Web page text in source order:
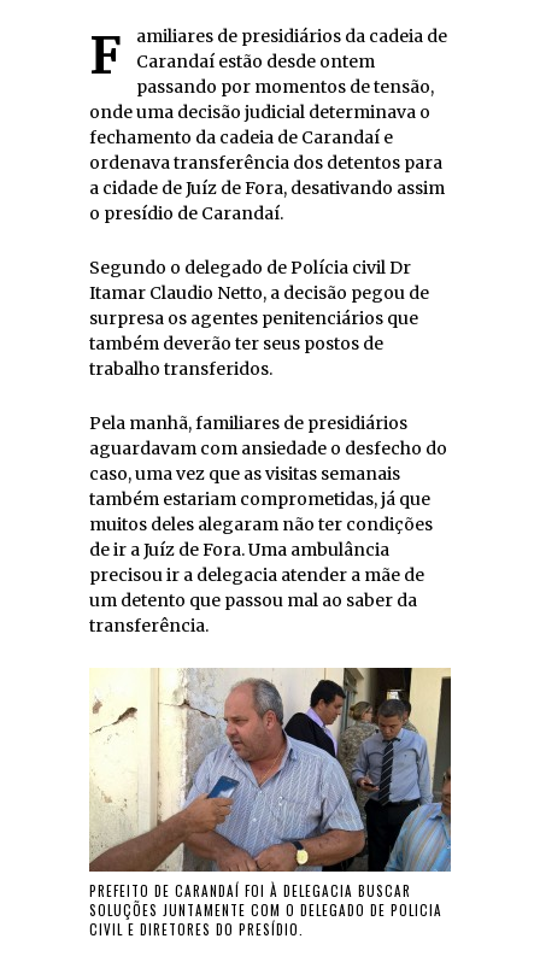
Familiares de presidiários da cadeia de
Carandaí estão desde ontem
passando por momentos de tensão,
onde uma decisão judicial determinava o
fechamento da cadeia de Carandaí e
ordenava transferência dos detentos para
a cidade de Juíz de Fora, desativando assim
o presídio de Carandaí.
Segundo o delegado de Polícia civil Dr
Itamar Claudio Netto, a decisão pegou de
surpresa os agentes penitenciários que
também deverão ter seus postos de
trabalho transferidos.
Pela manhã, familiares de presidiários
aguardavam com ansiedade o desfecho do
caso, uma vez que as visitas semanais
também estariam comprometidas, já que
muitos deles alegaram não ter condições
de ir a Juíz de Fora. Uma ambulância
precisou ir a delegacia atender a mãe de
um detento que passou mal ao saber da
transferência.
PREFEITO DE CARANDAÍ FOI À DELEGACIA BUSCAR
SOLUÇÕES JUNTAMENTE COM O DELEGADO DE POLICIA
CIVIL E DIRETORES DO PRESÍDIO.